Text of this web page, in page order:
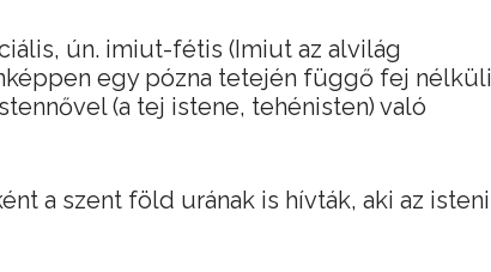
ún. imiut-fétis (Imiut az alvilág
egy pózna tetején függő fej nélküli
(a tej istene, tehénisten) való
a szent föld urának is hívták, aki az isteni